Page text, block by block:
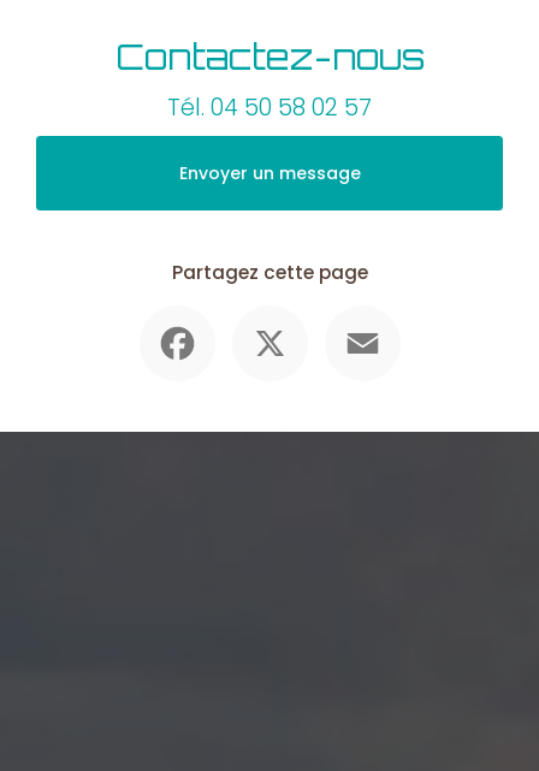
Contactez-nous
Tél. 04 50 58 02 57
Envoyer un message
Partagez cette page